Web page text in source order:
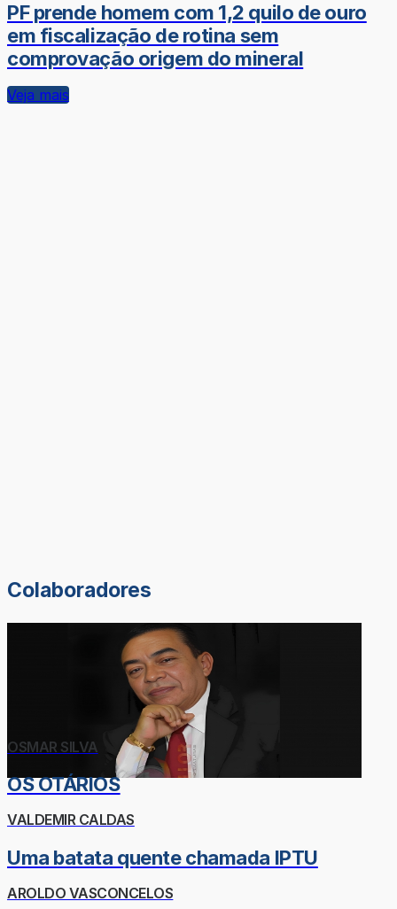
PF prende homem com 1,2 quilo de ouro
em fiscalização de rotina sem
comprovação origem do mineral
Veja mais
Colaboradores
OSMAR SILVA
OS OTÁRIOS
VALDEMIR CALDAS
Uma batata quente chamada IPTU
AROLDO VASCONCELOS